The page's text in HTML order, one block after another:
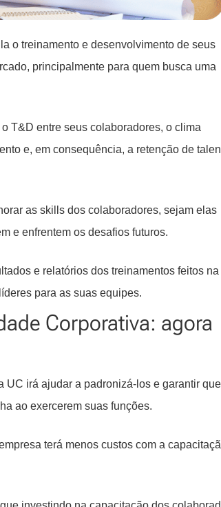
o treinamento e desenvolvimento de seus
principalmente para quem busca uma
T&D entre seus colaboradores, o clima
e, em consequência, a retenção de
as skills dos colaboradores, sejam elas
e enfrentem os desafios futuros.
e relatórios dos treinamentos feitos na
para as suas equipes.
Corporativa: agora
UC irá ajudar a padronizá-los e garantir
ao exercerem suas funções.
terá menos custos com a